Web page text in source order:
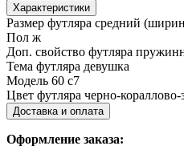
Характеристики
Размер футляра средний
Пол ж
Доп. свойство футляра
Тема футляра девушка
Модель 60 c7
Цвет футляра черно-
Доставка и оплата
Оформление заказа: